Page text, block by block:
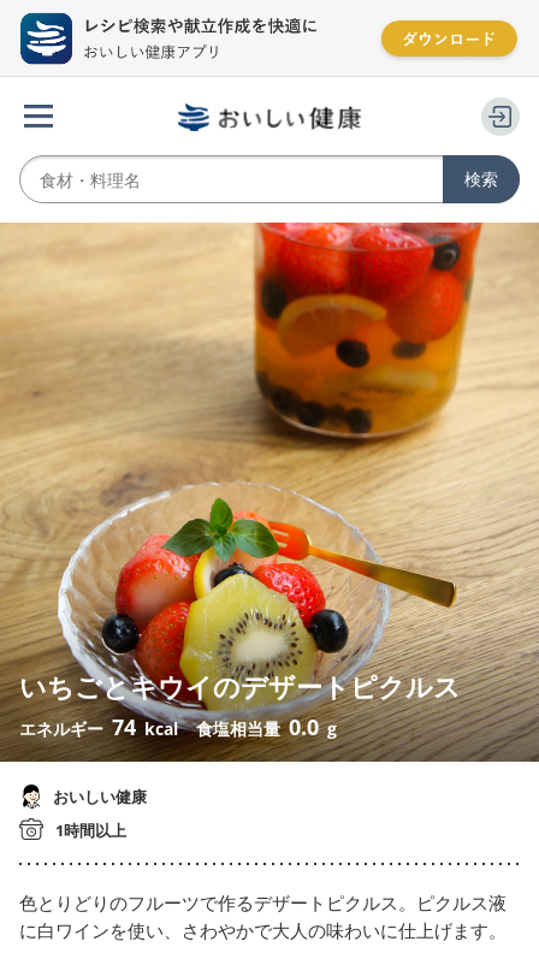
いちごとキウイのデザートピクルス
エネルギー 74 kcal 食塩相当量0.0 g
おいしい健康
1時間以上
色とりどりのフルーツで作るデザートピクルス。ピクルス液
に白ワインを使い、さわやかで大人の味わいに仕上げます。